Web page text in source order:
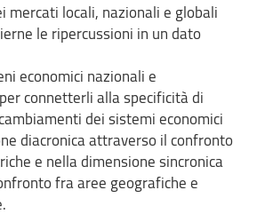
mercati locali, nazionali e globali
le ripercussioni in un dato
economici nazionali e
connetterli alla specificità di
dei sistemi economici
diacronica attraverso il confronto
e nella dimensione sincronica
fra aree geografiche e